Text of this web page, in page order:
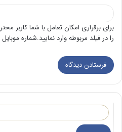
برای برقراری امکان تعامل با شما کاربر
را در فیلد مربوطه وارد نمایید.شماره